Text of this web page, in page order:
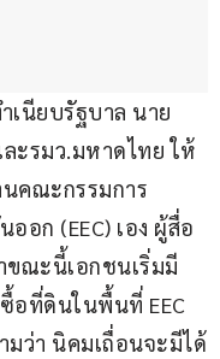
เนียบรัฐบาล นาย
ะรมว.มหาดไทย ให้
คณะกรรมการ
อก (EEC) เอง ผู้สื่อ
ขณะนี้เอกชนเริ่มมี
อที่ดินในพื้นที่ EEC
มว่า นิคมเถื่อนจะมีได้